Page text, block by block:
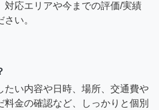
対応エリアや今までの評価/実績
い。
たい内容や日時、場所、交通費や
金の確認など、しっかりと個別